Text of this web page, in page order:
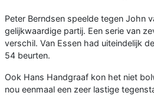
Peter Berndsen speelde tegen John
gelijkwaardige partij. Een serie van
verschil. Van Essen had uiteindelijk
54 beurten.
Ook Hans Handgraaf kon het niet
nou eenmaal een zeer lastige